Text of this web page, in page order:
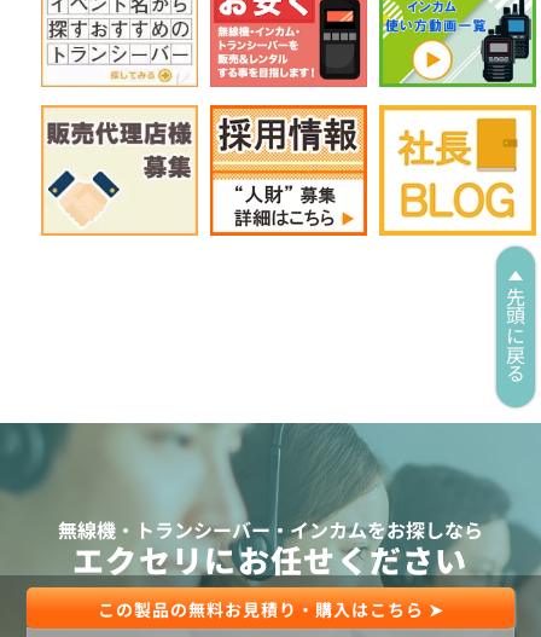
この製品の無料お見積り・購入はこちら ➤
無線機・トランシーバー・インカムをお探しなら
エクセリにお任せください
先頭に戻る